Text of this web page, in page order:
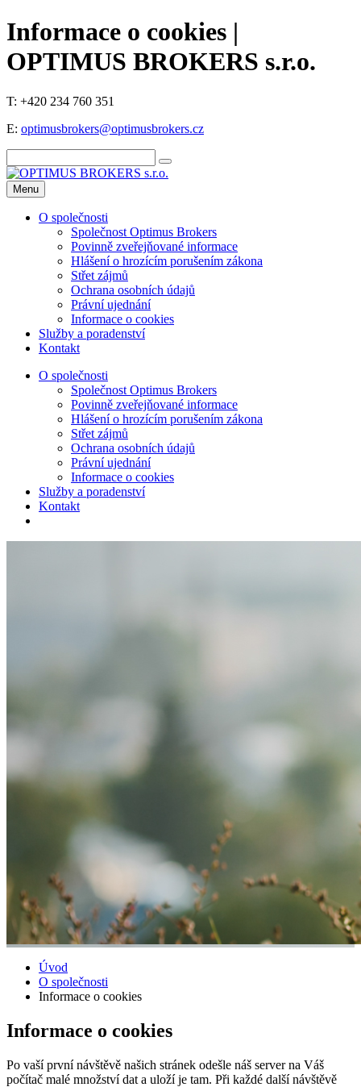
Informace o cookies |
OPTIMUS BROKERS s.r.o.
T: +420 234 760 351
E: optimusbrokers@optimusbrokers.cz
Menu
O společnosti
Společnost Optimus Brokers
Povinně zveřejňované informace
Hlášení o hrozícím porušením zákona
Střet zájmů
Ochrana osobních údajů
Právní ujednání
Informace o cookies
Služby a poradenství
Kontakt
O společnosti
Společnost Optimus Brokers
Povinně zveřejňované informace
Hlášení o hrozícím porušením zákona
Střet zájmů
Ochrana osobních údajů
Právní ujednání
Informace o cookies
Služby a poradenství
Kontakt
Úvod
O společnosti
Informace o cookies
Informace o cookies
Po vaší první návštěvě našich stránek odešle náš server na Váš
počítač malé množství dat a uloží je tam. Při každé další návštěvě